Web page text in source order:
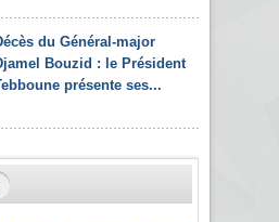
du Général-major
Bouzid : le Président
présente ses...